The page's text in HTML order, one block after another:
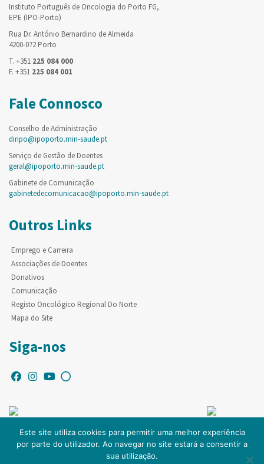
Instituto Português de Oncologia do Porto FG,
EPE (IPO-Porto)
Rua Dr. António Bernardino de Almeida
4200-072 Porto
T. +351 225 084 000
F. +351 225 084 001
Fale Connosco
Conselho de Administração
diripo@ipoporto.min-saude.pt
Serviço de Gestão de Doentes
geral@ipoporto.min-saude.pt
Gabinete de Comunicação
gabinetedecomunicacao@ipoporto.min-saude.pt
Outros Links
Emprego e Carreira
Associações de Doentes
Donativos
Comunicação
Registo Oncológico Regional Do Norte
Mapa do Site
Siga-nos
© Copyright IPO-PORTO. Todos os direitos reservados.
Este site utiliza cookies para permitir uma melhor experiência
por parte do utilizador. Ao navegar no site estará a consentir a
sua utilização.